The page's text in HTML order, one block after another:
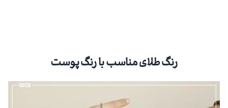
رنگ طلای مناسب با رنگ پوست